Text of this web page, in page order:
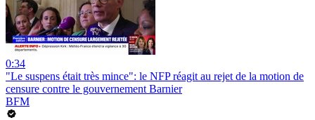
0:34
"Le suspens était très mince": le NFP réagit au rejet de la motion de
censure contre le gouvernement Barnier
BFM